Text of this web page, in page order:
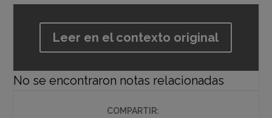
Leer en el contexto original
No se encontraron notas relacionadas
COMPARTIR: